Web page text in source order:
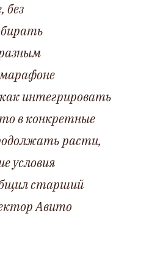
без
интегрировать
в конкретные
расти,
условия
старший
Авито